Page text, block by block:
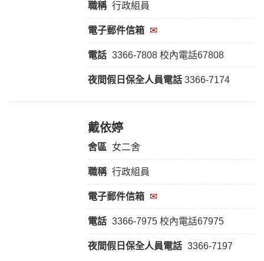
職稱 行政組員
電子郵件信箱 ✉
電話 3366-7808 校內電話67808
夜間假日保全人員電話 3366-7174
戴依婷
舍區 女二舍
職稱 行政組員
電子郵件信箱 ✉
電話 3366-7975 校內電話67975
夜間假日保全人員電話 3366-7197